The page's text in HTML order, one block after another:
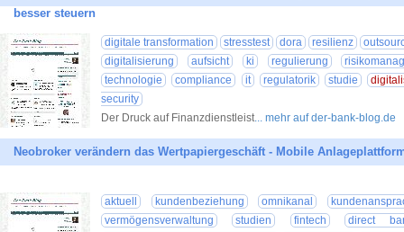
besser steuern
digitale transformation stresstest dora resilienz
digitalisierung
aufsicht ki regulierung
technologie
compliance it regulatorik studie
security
Der Druck auf Finanzdienstleist... mehr auf der-bank-blog.de
Neobroker verändern das Wertpapiergeschäft - Mobile
aktuell kundenbeziehung omnikanal
vermögensverwaltung
studien fintech
direct